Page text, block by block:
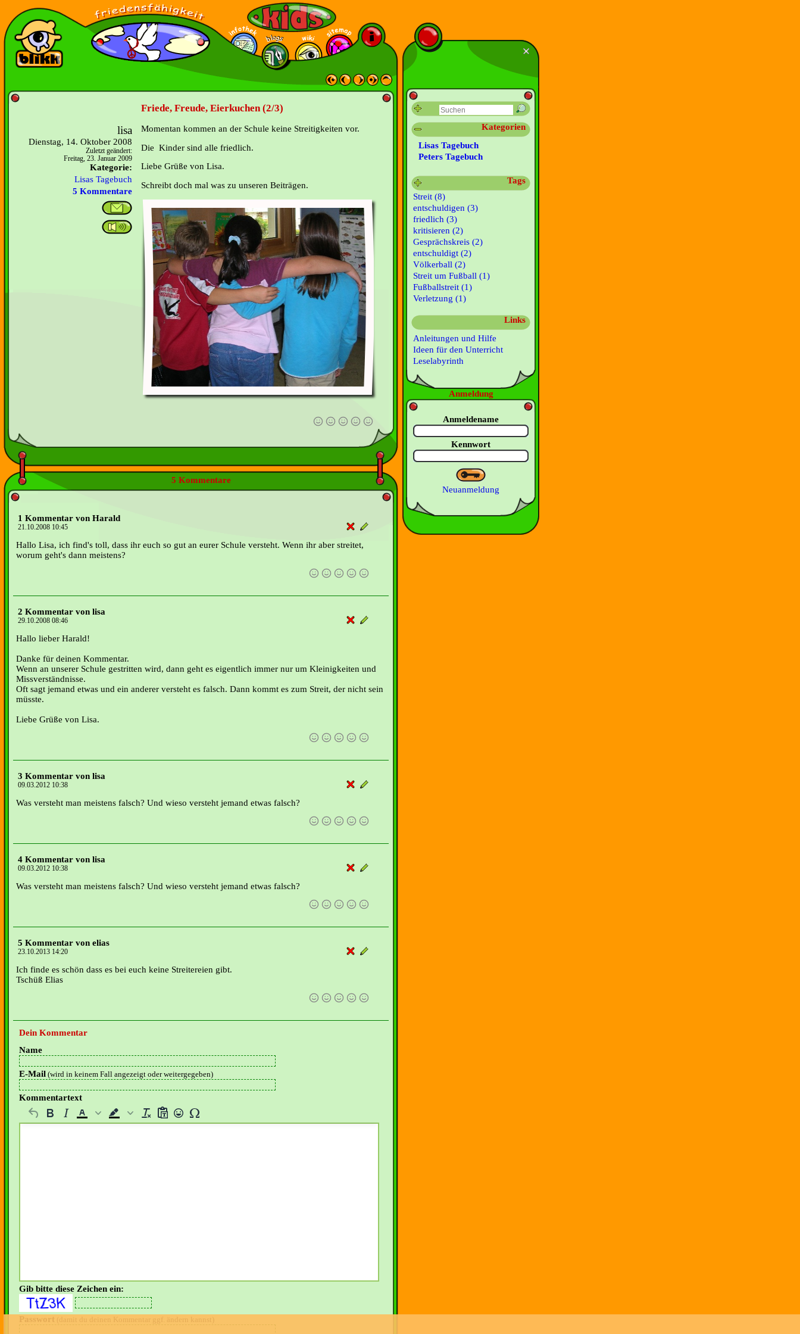
Friede, Freude, Eierkuchen (2/3)
lisa
Dienstag, 14. Oktober 2008
Zuletzt geändert:
Freitag, 23. Januar 2009
Kategorie:
Lisas Tagebuch
5 Kommentare
Momentan kommen an der Schule keine Streitigkeiten vor.
Die Kinder sind alle friedlich.
Liebe Grüße von Lisa.
Schreibt doch mal was zu unseren Beiträgen.
5 Kommentare
1 Kommentar von Harald
21.10.2008 10:45
Hallo Lisa, ich find's toll, dass ihr euch so gut an eurer Schule versteht. Wenn ihr aber streitet,
worum geht's dann meistens?
2 Kommentar von lisa
29.10.2008 08:46
Hallo lieber Harald!
Danke für deinen Kommentar.
Wenn an unserer Schule gestritten wird, dann geht es eigentlich immer nur um Kleinigkeiten und
Missverständnisse.
Oft sagt jemand etwas und ein anderer versteht es falsch. Dann kommt es zum Streit, der nicht sein
müsste.
Liebe Grüße von Lisa.
3 Kommentar von lisa
09.03.2012 10:38
Was versteht man meistens falsch? Und wieso versteht jemand etwas falsch?
4 Kommentar von lisa
09.03.2012 10:38
Was versteht man meistens falsch? Und wieso versteht jemand etwas falsch?
5 Kommentar von elias
23.10.2013 14:20
Ich finde es schön dass es bei euch keine Streitereien gibt.
Tschüß Elias
Dein Kommentar
Name
E-Mail (wird in keinem Fall angezeigt oder weitergegeben)
Kommentartext
Gib bitte diese Zeichen ein:
Passwort (damit du deinen Kommentar ggf. ändern kannst)
Kategorien
Lisas Tagebuch
Peters Tagebuch
Tags
Streit (8)
entschuldigen (3)
friedlich (3)
kritisieren (2)
Gesprächskreis (2)
entschuldigt (2)
Völkerball (2)
Streit um Fußball (1)
Fußballstreit (1)
Verletzung (1)
Links
Anleitungen und Hilfe
Ideen für den Unterricht
Leselabyrinth
Anmeldung
Anmeldename
Kennwort
Neuanmeldung